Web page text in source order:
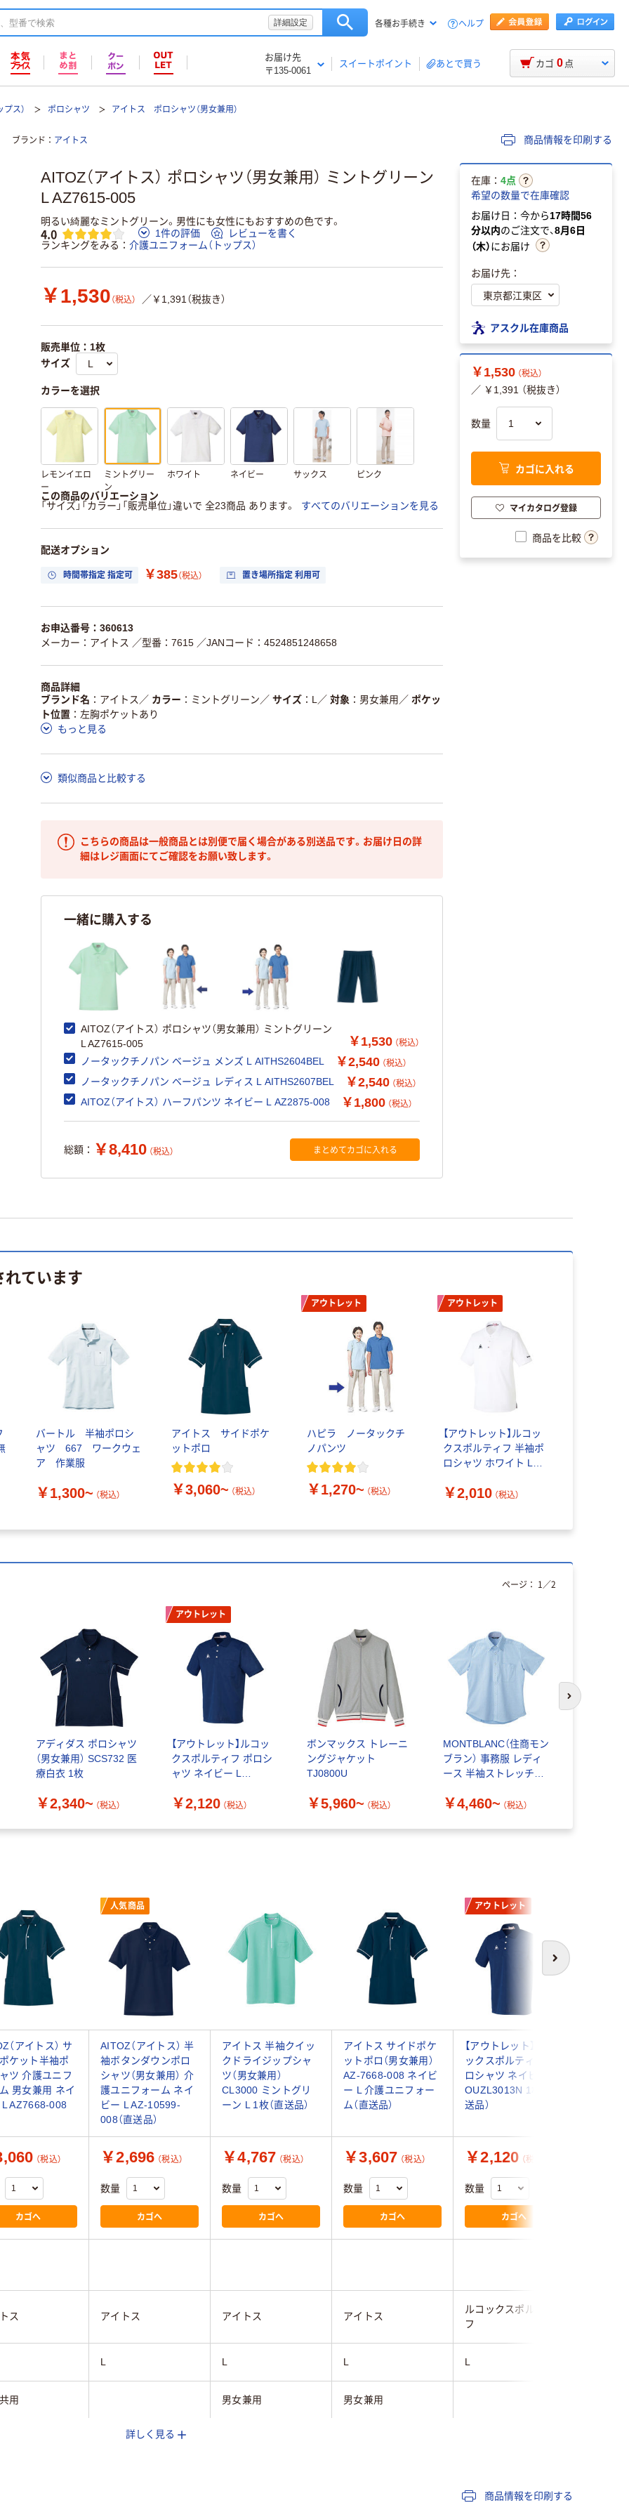
詳細設定 各種お手続き ヘルプ
お届け先
〒135-0061
スイートポイント あとで買う カゴ 0 点
ス） ポロシャツ アイトス ポロシャツ（男女兼用）
ブランド アイトス 商品情報を印刷する
AITOZ（アイトス） ポロシャツ（男女兼用） ミントグリーン
L AZ7615-005
明るい綺麗なミントグリーン。男性にも女性にもおすすめの色です。
4.0 1件の評価
レビューを書く
ランキングをみる
介護ユニフォーム（トップス）
￥1,530 （税込） ／￥1,391（税抜き）
販売単位：1枚
サイズ
カラーを選択
レモンイエロ
ー
ミントグリー
ン
ホワイト ネイビー サックス ピンク
この商品のバリエーション
「サイズ」「カラー」「販売単位」違いで 全23商品 あります。
すべてのバリエーションを見る
配送オプション
時間帯指定 指定可 ￥385（税込） 置き場所指定 利用可
お申込番号：360613
メーカー：アイトス ／型番：7615 ／JANコード：4524851248658
商品詳細
ブランド名
アイトス ／ カラー ミントグリーン ／ サイズ L ／ 対象 男女兼用 ／ ポケッ
ト位置
左胸ポケットあり
もっと見る
類似商品と比較する
こちらの商品は一般商品とは別便で届く場合がある別送品です。お届け日の詳
細はレジ画面にてご確認をお願い致します。
一緒に購入する
AITOZ（アイトス） ポロシャツ（男女兼用） ミントグリーン
L AZ7615-005
￥1,530 （税込）
ノータックチノパン ベージュ メンズ L AITHS2604BEL ￥2,540 （税込）
ノータックチノパン ベージュ レディス L AITHS2607BEL ￥2,540 （税込）
AITOZ（アイトス） ハーフパンツ ネイビー L AZ2875-008 ￥1,800 （税込）
総額： ￥8,410 （税込） まとめてカゴに入れる
在庫： 4点
希望の数量で在庫確認
お届け日：今から17時間56
分以内のご注文で、8月6日
（木）にお届け
お届け先：
アスクル在庫商品
￥1,530 （税込）
／ ￥1,391 （税抜き）
数量
カゴに入れる
マイカタログ登録
商品を比較
ています
バートル 半袖ポロシ
ャツ 667 ワークウェ
ア 作業服
￥1,300~ （税込）
アイトス サイドポケ
ットポロ
￥3,060~ （税込）
アウトレット
ハピラ ノータックチ
ノパンツ
￥1,270~ （税込）
アウトレット
【アウトレット】ルコッ
クスポルティフ 半袖ポ
ロシャツ ホワイト L
￥2,010 （税込）
アディダス ポロシャツ
（男女兼用） SCS732 医
療白衣 1枚
￥2,340~ （税込）
アウトレット
【アウトレット】ルコッ
クスポルティフ ポロシ
ャツ ネイビー L
品）
￥2,120 （税込）
ボンマックス トレーニ
ングジャケット
TJ0800U
￥5,960~ （税込）
MONTBLANC（住商モン
ブラン） 事務服 レディ
ース 半袖ストレッチニ
￥4,460~ （税込）
ページ： 1 ／2
次のスライド
次へ
人気商品 アウトレット
（アイトス） サ
ケット半袖ポ
ツ 介護ユニフ
男女兼用 ネイ
AZ7668-008
AITOZ（アイトス） 半
袖ボタンダウンポロ
シャツ（男女兼用） 介
護ユニフォーム ネイ
ビー L AZ-10599-
008（直送品）
アイトス 半袖クイッ
クドライジップシャ
ツ（男女兼用）
CL3000 ミントグリ
ーン L 1枚（直送品）
アイトス サイドポケ
ットポロ（男女兼用）
AZ-7668-008 ネイビ
ー L 介護ユニフォー
ム（直送品）
【アウトレット】ルコ
ックスポルティフ ポ
ロシャツ ネイビー L
OUZL3013N 1枚（直
送品）
（税込）
カゴへ
￥2,696 （税込）
数量
カゴへ
￥4,767 （税込）
数量
カゴへ
￥3,607 （税込）
数量
カゴへ
￥2,120 （税込）
数量
カゴへ
ス アイトス アイトス アイトス
ルコックスポルティ
フ
L L L L
用 男女兼用 男女兼用
ネイビー系
詳しく見る
商品情報を印刷する